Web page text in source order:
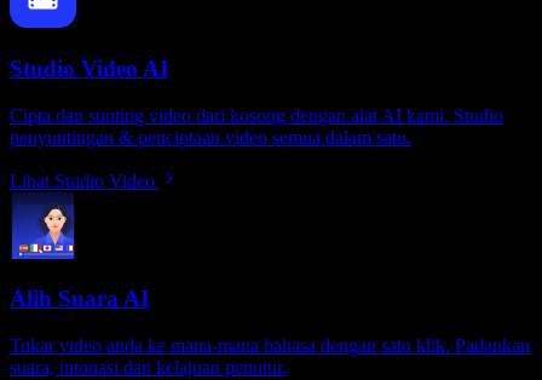
Studio Video AI
Cipta dan sunting video dari kosong dengan alat AI kami. Studio
penyuntingan & penciptaan video semua dalam satu.
Lihat Studio Video
Alih Suara AI
Tukar video anda ke mana-mana bahasa dengan satu klik. Padankan
suara, intonasi dan kelajuan penutur.